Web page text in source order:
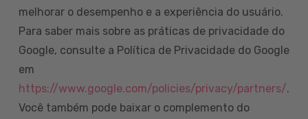
melhorar o desempenho e a experiência do usuário.
Para saber mais sobre as práticas de privacidade do
Google, consulte a Política de Privacidade do Google
em
https://www.google.com/policies/privacy/partners/.
Você também pode baixar o complemento do